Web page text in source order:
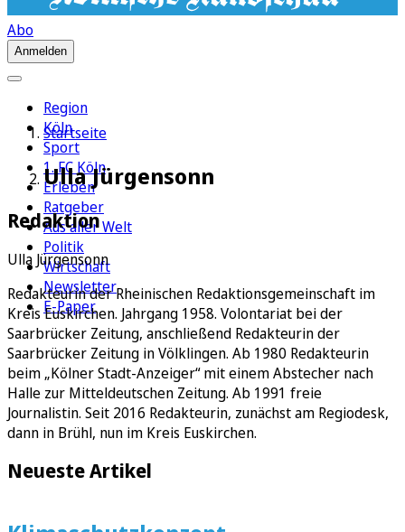
Abo
Anmelden
Region
Köln
Sport
1. FC Köln
Erleben
Ratgeber
Aus aller Welt
Politik
Wirtschaft
Newsletter
E-Paper
Startseite
Ulla Jürgensonn
Redaktion
Ulla Jürgensonn
Redakteurin der Rheinischen Redaktionsgemeinschaft im
Kreis Euskirchen. Jahrgang 1958. Volontariat bei der
Saarbrücker Zeitung, anschließend Redakteurin der
Saarbrücker Zeitung in Völklingen. Ab 1980 Redakteurin
beim „Kölner Stadt-Anzeiger“ mit einem Abstecher nach
Halle zur Mitteldeutschen Zeitung. Ab 1991 freie
Journalistin. Seit 2016 Redakteurin, zunächst am Regiodesk,
dann in Brühl, nun im Kreis Euskirchen.
Neueste Artikel